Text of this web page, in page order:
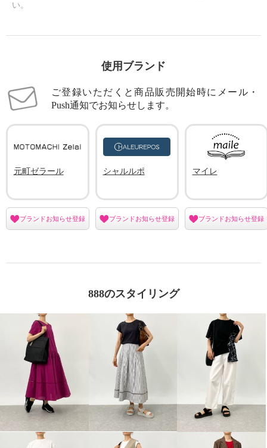
い。
使用ブランド
ご登録いただくと商品販売開始時にメール・
Push通知でお知らせします。
元町ゼラール
ブランドお知らせ登録
シャルルポ
ブランドお知らせ登録
マイレ
ブランドお知らせ登録
888のスタイリング